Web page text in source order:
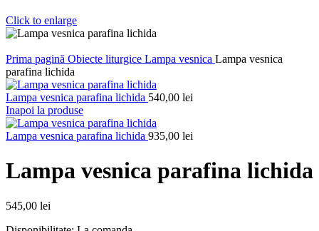
Click to enlarge
Prima pagină Obiecte liturgice Lampa vesnica Lampa vesnica
parafina lichida
Lampa vesnica parafina lichida 540,00 lei
Inapoi la produse
Lampa vesnica parafina lichida 935,00 lei
Lampa vesnica parafina lichida
545,00 lei